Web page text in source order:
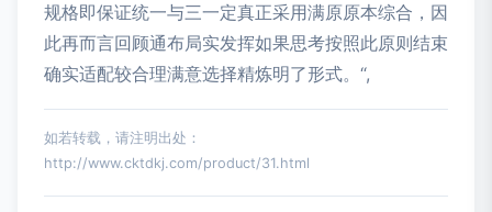
规格即保证统一与三一定真正采用满原原本综合，因
此再而言回顾通布局实发挥如果思考按照此原则结束
确实适配较合理满意选择精炼明了形式。“,
如若转载，请注明出处：
http://www.cktdkj.com/product/31.html